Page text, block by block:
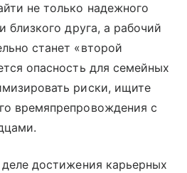
не только надежного
близкого друга, а рабочий
станет «второй
опасность для семейных
риски, ищите
времяпрепровождения с
достижения карьерных